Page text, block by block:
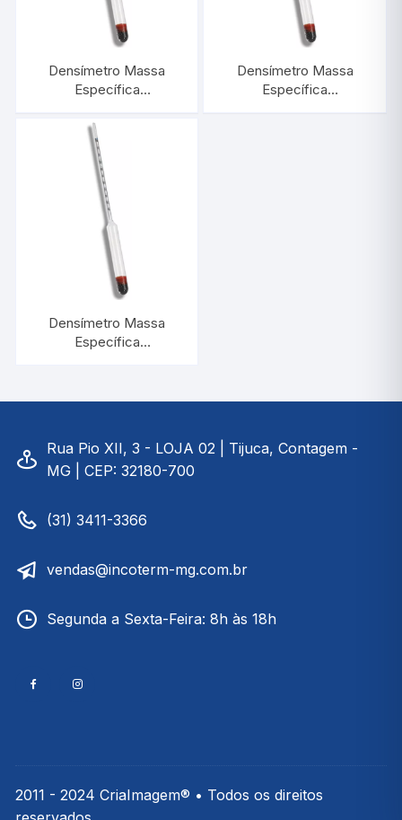
Densímetro Massa
Específica
INCOTERM 5590
Densímetro Massa
Específica
Densímetro Massa
Específica
Rua Pio XII, 3 - LOJA 02 | Tijuca, Contagem -
MG | CEP: 32180-700
(31) 3411-3366
vendas@incoterm-mg.com.br
Segunda a Sexta-Feira: 8h às 18h
2011 - 2024 CriaImagem® • Todos os direitos